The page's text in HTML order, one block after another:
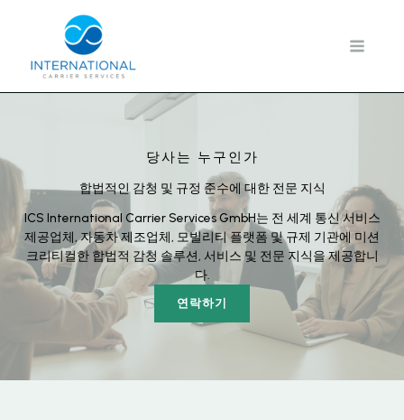
당사는 누구인가
합법적인 감청 및 규정 준수에 대한 전문 지식
ICS International Carrier Services GmbH는 전 세계 통신 서비스
제공업체, 자동차 제조업체, 모빌리티 플랫폼 및 규제 기관에 미션
크리티컬한 합법적 감청 솔루션, 서비스 및 전문 지식을 제공합니
다.
연락하기